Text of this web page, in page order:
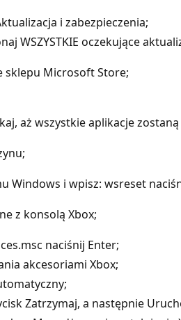
i zabezpieczenia;
WSZYSTKIE oczekujące
sklepu Microsoft Store;
aż wszystkie aplikacje
Windows i wpisz: wsreset
z konsolą Xbox;
naciśnij Enter;
akcesoriami Xbox;
Zatrzymaj, a następnie